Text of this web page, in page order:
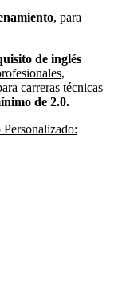
, para
de inglés
carreras técnicas
de 2.0.